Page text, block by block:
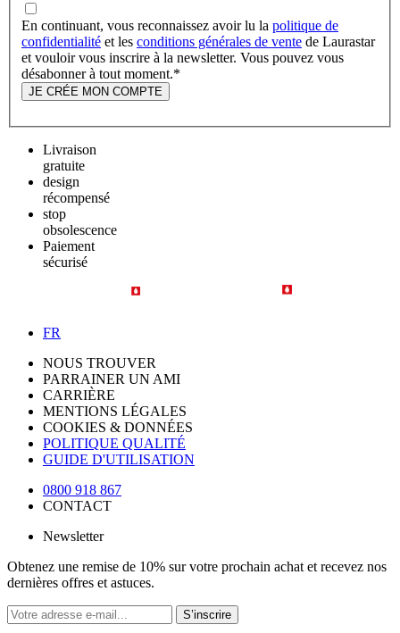
En continuant, vous reconnaissez avoir lu la politique de
confidentialité et les conditions générales de vente de Laurastar
et vouloir vous inscrire à la newsletter. Vous pouvez vous
désabonner à tout moment.*
JE CRÉE MON COMPTE
Livraison
gratuite
design
récompensé
stop
obsolescence
Paiement
sécurisé
FR
NOUS TROUVER
PARRAINER UN AMI
CARRIÈRE
MENTIONS LÉGALES
COOKIES & DONNÉES
POLITIQUE QUALITÉ
GUIDE D'UTILISATION
0800 918 867
CONTACT
Newsletter
Obtenez une remise de 10% sur votre prochain achat et recevez nos
dernières offres et astuces.
S’inscrire